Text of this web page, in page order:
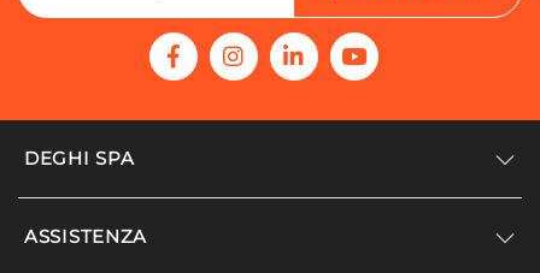
DEGHI SPA
Accedi/Registrati
ASSISTENZA